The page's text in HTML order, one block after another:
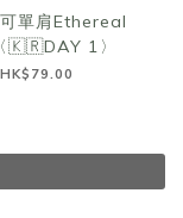
單肩Ethereal
🇰🇷DAY 1〉
HK$79.00